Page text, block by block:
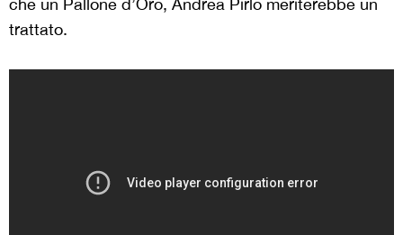
che un Pallone d’Oro, Andrea Pirlo meriterebbe un
trattato.